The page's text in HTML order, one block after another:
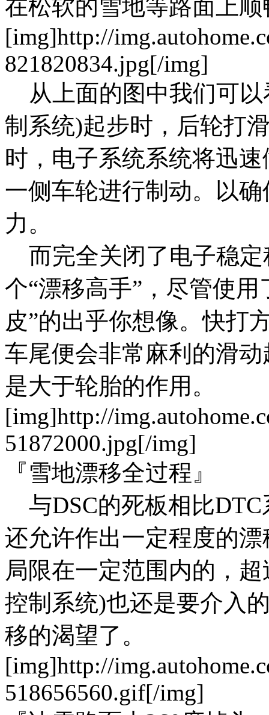
在松软的雪地等路面上
[img]http://
821820834.jpg[/img]
从上面的图中我们可以
制系统)起步时，后轮打
时，电子系统系统将迅
一侧车轮进行制动。以
力。
而完全关闭了电子稳定
个“漂移高手”，尽管使
皮”的出乎你想像。快打
车尾便会非常麻利的滑
是大于轮胎的作用。
[img]http://
51872000.jpg[/img]
『雪地漂移全过程』
与DSC的死板相比
还允许作出一定程度的
局限在一定范围内的，
控制系统)也还是要介入
移的渴望了。
[img]http://
518656560.gif[/img]